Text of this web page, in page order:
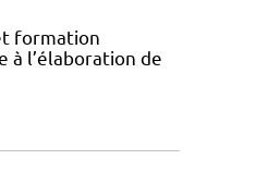
formation
à l’élaboration de